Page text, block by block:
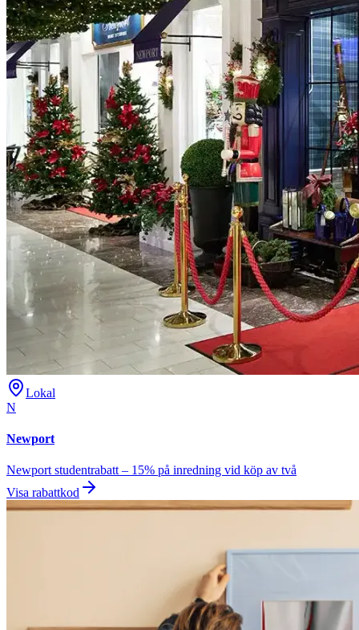
Lokal
N
Newport
Newport studentrabatt – 15% på inredning vid köp av två
Visa rabattkod